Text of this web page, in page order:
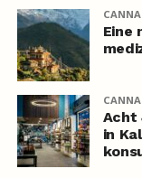
Eine
Acht
in